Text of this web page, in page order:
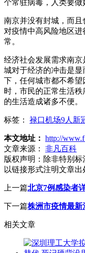
个常驻病毒，人类要做
南京并没有封城，而
对疫情中高风险地区
常。
经济社会发展需求南
城对于经济的冲击是
下，任何城市都不希
时，市民的正常生活
的生活造成诸多不便。
标签： 禄口机场9人新
本文地址： http://
文章来源：
非凡百科
版权声明： 除非特别
以链接形式注明文章出
上一篇北京7例感染者
下一篇株洲市疫情最
相关文章